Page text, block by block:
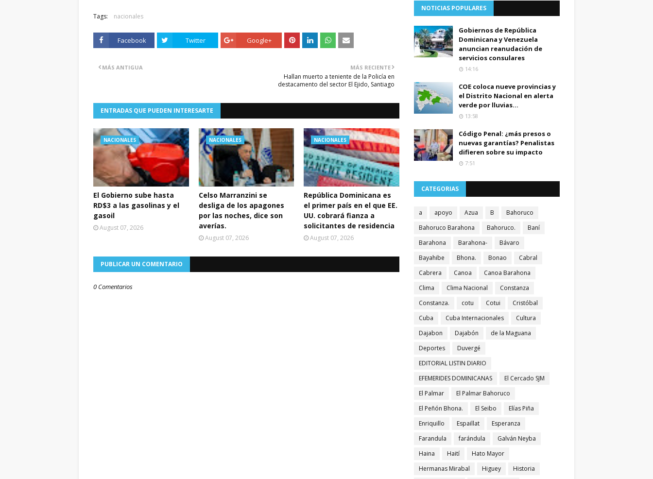
Tags: nacionales
Facebook Twitter Google+
MÁS RECIENTE
Hallan muerto a teniente de la Policía en
destacamento del sector El Ejido, Santiago
MÁS ANTIGUA
ENTRADAS QUE PUEDEN INTERESARTE
NACIONALES
El Gobierno sube hasta
RD$3 a las gasolinas y el
gasoil
August 07, 2026
NACIONALES
Celso Marranzini se
desliga de los apagones
por las noches, dice son
averías.
August 07, 2026
NACIONALES
República Dominicana es
el primer país en el que EE.
UU. cobrará fianza a
solicitantes de residencia
August 07, 2026
PUBLICAR UN COMENTARIO
0 Comentarios
NOTICIAS POPULARES
Gobiernos de República
Dominicana y Venezuela
anuncian reanudación de
servicios consulares
14:16
COE coloca nueve provincias y
el Distrito Nacional en alerta
verde por lluvias...
13:58
Código Penal: ¿más presos o
nuevas garantías? Penalistas
difieren sobre su impacto
7:51
CATEGORIAS
a apoyo Azua B
Bahoruco
Bahoruco Barahona
Bahoruco.
Baní
Barahona
Barahona-
Bávaro
Bayahibe
Bhona. Bonao
Cabral
Cabrera
Canoa
Canoa Barahona
Clima
Clima Nacional
Constanza
Constanza.
cotu Cotui
Cristóbal
Cuba
Cuba Internacionales
Cultura
Dajabon
Dajabón
de la Maguana
Deportes
Duvergé
EDITORIAL LISTIN DIARIO
EFEMERIDES DOMINICANAS
El Cercado SJM
El Palmar
El Palmar Bahoruco
El Peñón Bhona.
El Seibo
Elías Piña
Enriquillo
Espaillat
Esperanza
Farandula
farándula
Galván Neyba
Haina
Haití
Hato Mayor
Hermanas Mirabal
Higuey
Historia